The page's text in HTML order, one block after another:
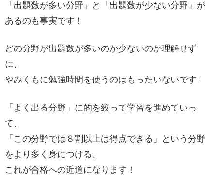
「出題数が多い分野」と「出題数が少ない分野」が
あるのも事実です！
どの分野が出題数が多いのか少ないのか理解せず
に、
やみくもに勉強時間を使うのはもったいないです！
「よく出る分野」に的を絞って学習を進めていっ
て、
「この分野では８割以上は得点できる」という分野
をより多く身につける、
これが合格への近道になります！